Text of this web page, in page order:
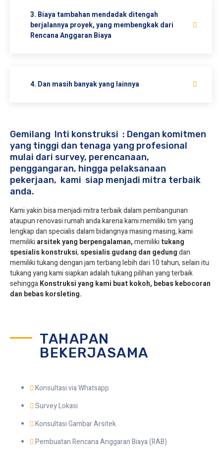
3. Biaya tambahan mendadak ditengah
berjalannya proyek, yang membengkak dari
Rencana Anggaran Biaya
4. Dan masih banyak yang lainnya
Gemilang Inti konstruksi : Dengan komitmen
yang tinggi dan tenaga yang profesional
mulai dari survey, perencanaan,
penggangaran, hingga pelaksanaan
pekerjaan, kami siap menjadi mitra terbaik
anda.
Kami yakin bisa menjadi mitra terbaik dalam pembangunan
ataupun renovasi rumah anda karena kami memiliki tim yang
lengkap dan specialis dalam bidangnya masing masing, kami
memiliki arsitek yang berpengalaman,memiliki tukang
spesialiskonstruksi, spesialis gudang dan gedungdan
memiliki tukang dengan jam terbang lebih dari 10 tahun, selain itu
tukang yang kami siapkan adalah tukang pilihan yang terbaik
sehinggaKonstruksi yang kami buat kokoh, bebas kebocoran
dan bebas korsleting.
TAHAPAN
BEKERJASAMA
Konsultasi via Whatsapp
Survey Lokasi
Konsultasi Gambar Arsitek
Pembuatan Rencana Anggaran Biaya (RAB)